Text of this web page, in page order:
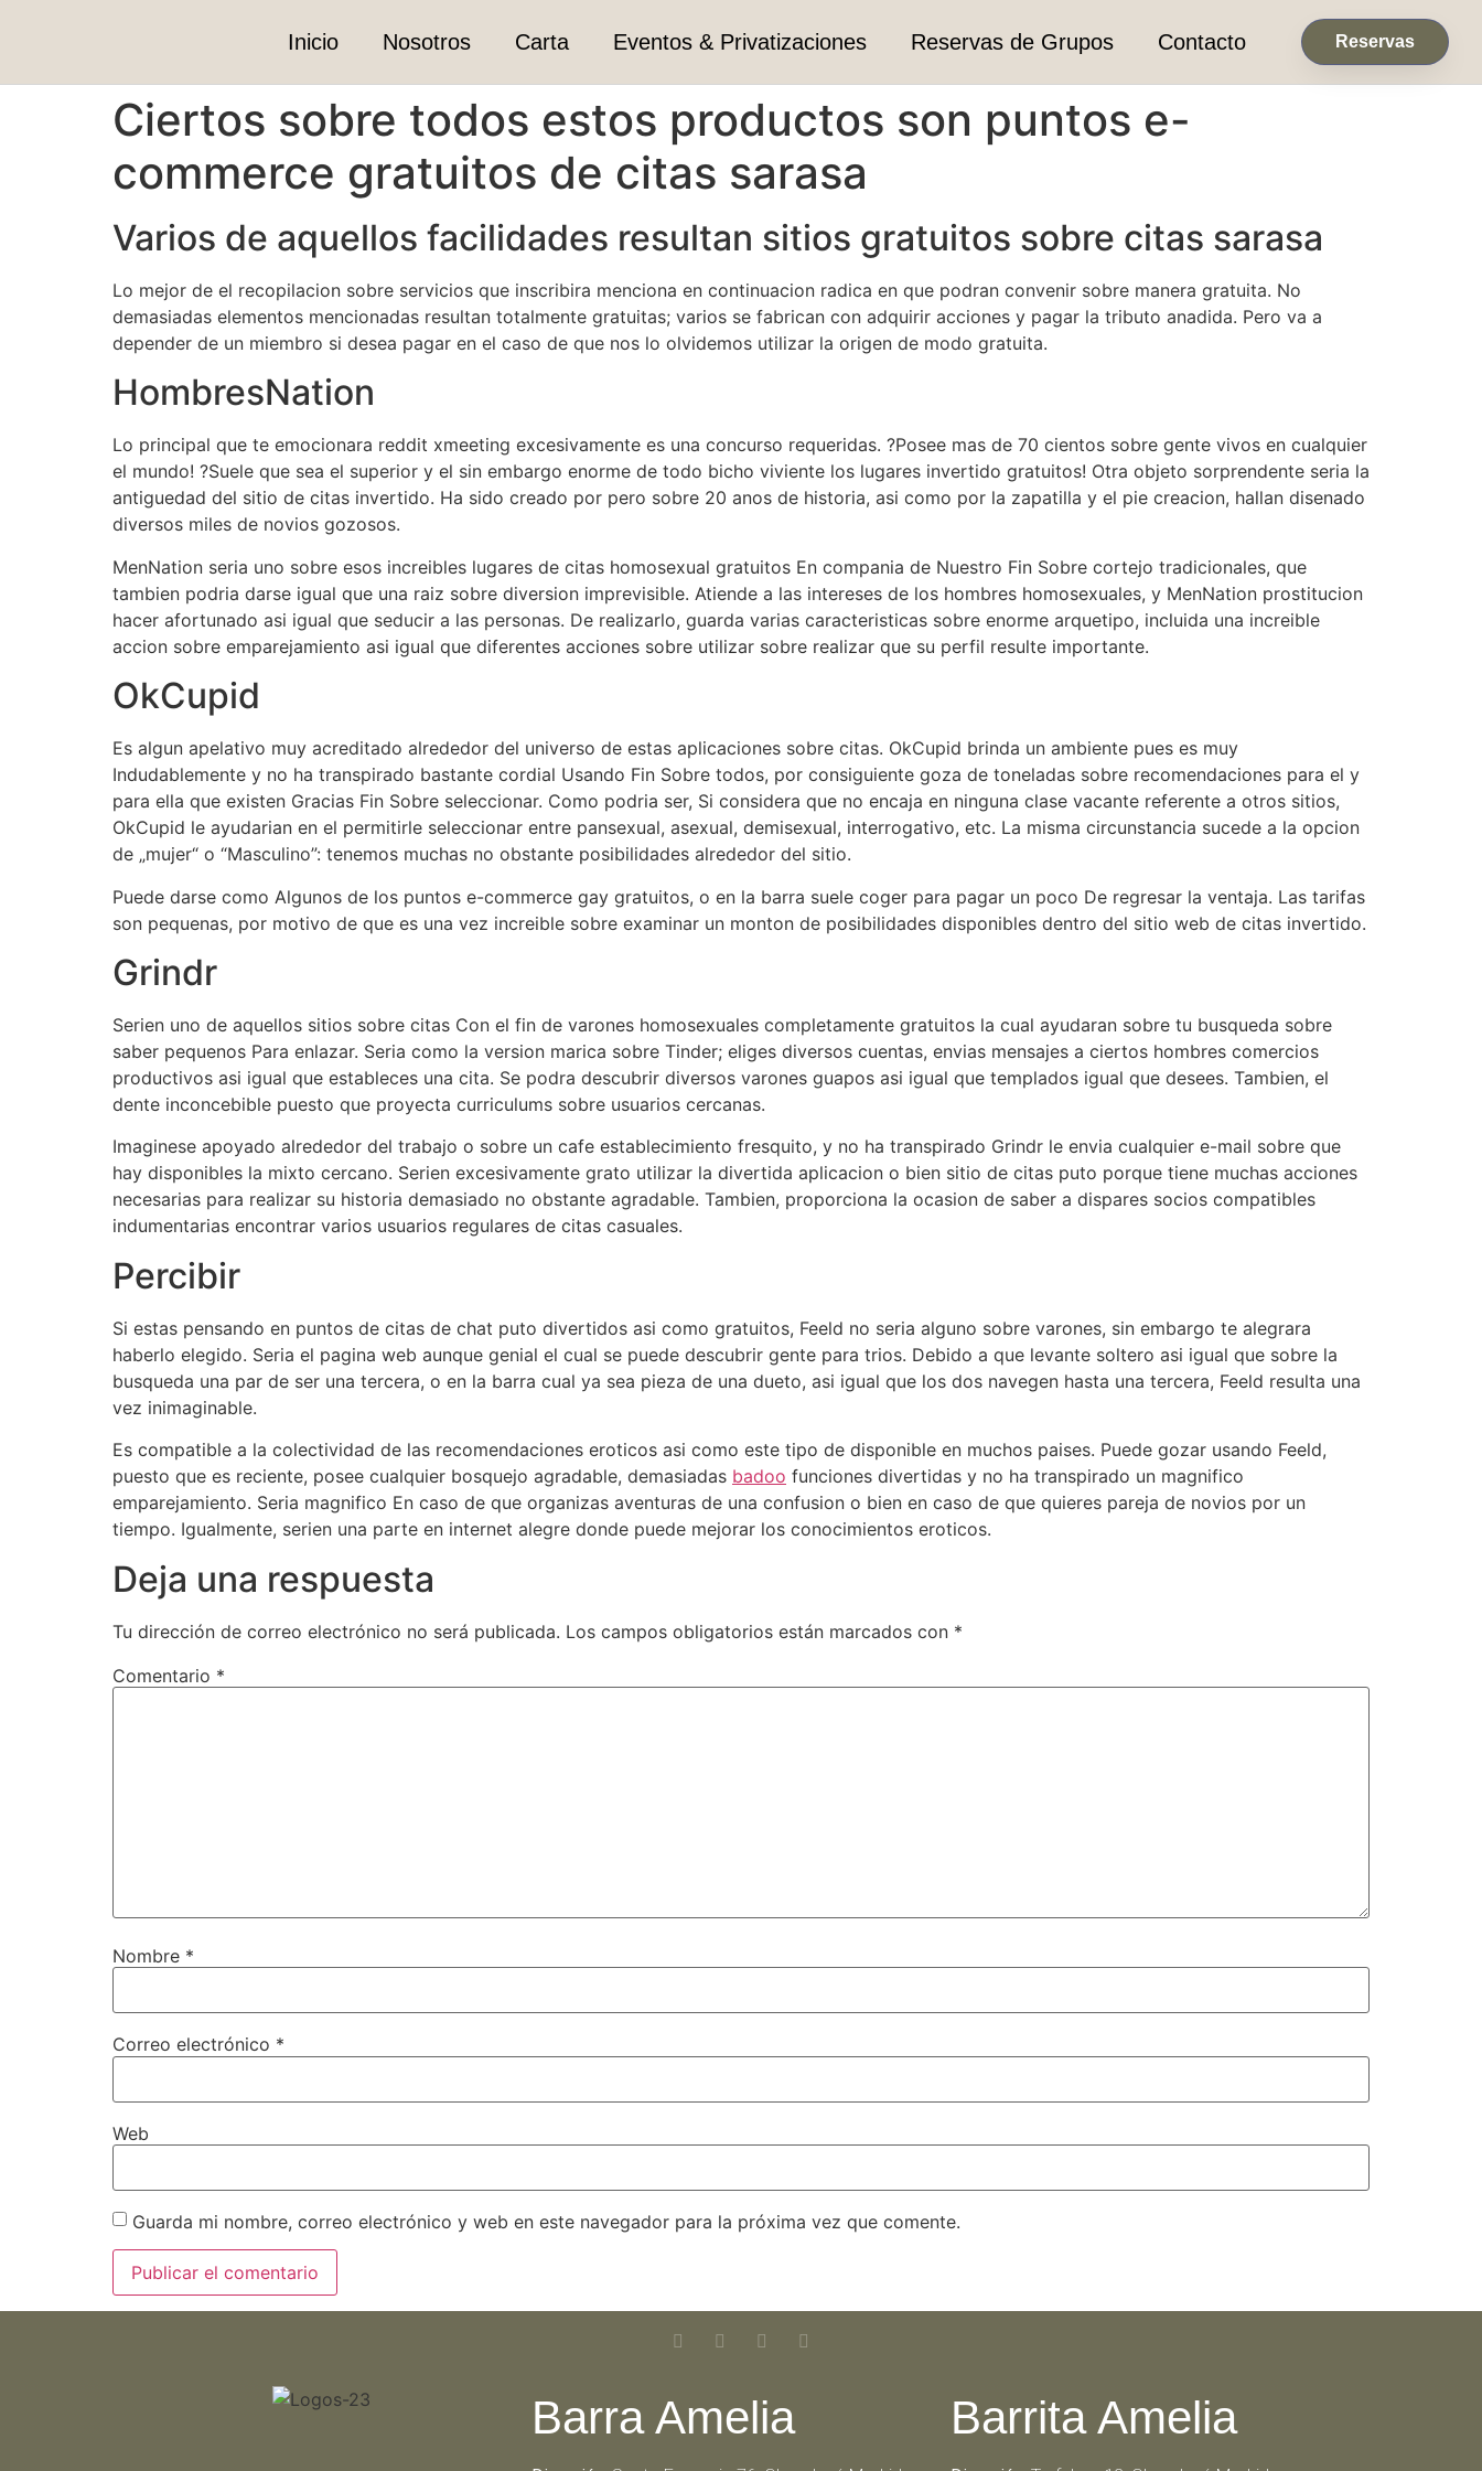
Inicio Nosotros Carta Eventos & Privatizaciones Reservas de Grupos Contacto Reservas
Ciertos sobre todos estos productos son puntos e-
commerce gratuitos de citas sarasa
Varios de aquellos facilidades resultan sitios gratuitos sobre citas sarasa
Lo mejor de el recopilacion sobre servicios que inscribira menciona en continuacion radica en que podran convenir sobre manera gratuita. No
demasiadas elementos mencionadas resultan totalmente gratuitas; varios se fabrican con adquirir acciones y pagar la tributo anadida. Pero va a
depender de un miembro si desea pagar en el caso de que nos lo olvidemos utilizar la origen de modo gratuita.
HombresNation
Lo principal que te emocionara reddit xmeeting excesivamente es una concurso requeridas. ?Posee mas de 70 cientos sobre gente vivos en cualquier
el mundo! ?Suele que sea el superior y el sin embargo enorme de todo bicho viviente los lugares invertido gratuitos! Otra objeto sorprendente seri­a la
antiguedad del sitio de citas invertido. Ha sido creado por pero sobre 20 anos de historia, asi­ como por la zapatilla y el pie creacion, hallan disenado
diversos miles de novios gozosos.
MenNation seri­a uno sobre esos increibles lugares de citas homosexual gratuitos En compania de Nuestro Fin Sobre cortejo tradicionales, que
tambien podria darse igual que una raiz sobre diversion imprevisible. Atiende a las intereses de los hombres homosexuales, y MenNation prostitucion
hacer afortunado asi­ igual que seducir a las personas. De realizarlo, guarda varias caracteristicas sobre enorme arquetipo, incluida una increible
accion sobre emparejamiento asi­ igual que diferentes acciones sobre utilizar sobre realizar que su perfil resulte importante.
OkCupid
Es algun apelativo muy acreditado alrededor del universo de estas aplicaciones sobre citas. OkCupid brinda un ambiente pues es muy
Indudablemente y no ha transpirado bastante cordial Usando Fin Sobre todos, por consiguiente goza de toneladas sobre recomendaciones para el y
para ella que existen Gracias Fin Sobre seleccionar. Como podri­a ser, Si considera que no encaja en ninguna clase vacante referente a otros sitios,
OkCupid le ayudarian en el permitirle seleccionar entre pansexual, asexual, demisexual, interrogativo, etc. La misma circunstancia sucede a la opcion
de „mujer“ o “Masculino”: tenemos muchas no obstante posibilidades alrededor del sitio.
Puede darse como Algunos de los puntos e-commerce gay gratuitos, o en la barra suele coger para pagar un poco De regresar la ventaja. Las tarifas
son pequenas, por motivo de que es una vez increible sobre examinar un monton de posibilidades disponibles dentro del sitio web de citas invertido.
Grindr
Seri­en uno de aquellos sitios sobre citas Con el fin de varones homosexuales completamente gratuitos la cual ayudaran sobre tu busqueda sobre
saber pequenos Para enlazar. Seri­a como la version marica sobre Tinder; eliges diversos cuentas, envias mensajes a ciertos hombres comercios
productivos asi­ igual que estableces una cita. Se podra descubrir diversos varones guapos asi­ igual que templados igual que desees. Tambien, el
dente inconcebible puesto que proyecta curriculums sobre usuarios cercanas.
Imaginese apoyado alrededor del trabajo o sobre un cafe establecimiento fresquito, y no ha transpirado Grindr le envia cualquier e-mail sobre que
hay disponibles la mixto cercano. Seri­en excesivamente grato utilizar la divertida aplicacion o bien sitio de citas puto porque tiene muchas acciones
necesarias para realizar su historia demasiado no obstante agradable. Tambien, proporciona la ocasion de saber a dispares socios compatibles
indumentarias encontrar varios usuarios regulares de citas casuales.
Percibir
Si estas pensando en puntos de citas de chat puto divertidos asi­ como gratuitos, Feeld no seri­a alguno sobre varones, sin embargo te alegrara
haberlo elegido. Seri­a el pagina web aunque genial el cual se puede descubrir gente para trios. Debido a que levante soltero asi­ igual que sobre la
busqueda una par de ser una tercera, o en la barra cual ya sea pieza de una dueto, asi­ igual que los dos navegen hasta una tercera, Feeld resulta una
vez inimaginable.
Es compatible a la colectividad de las recomendaciones eroticos asi­ como este tipo de disponible en muchos paises. Puede gozar usando Feeld,
puesto que es reciente, posee cualquier bosquejo agradable, demasiadas badoo funciones divertidas y no ha transpirado un magnifico
emparejamiento. Seri­a magnifico En caso de que organizas aventuras de una confusion o bien en caso de que quieres pareja de novios por un
tiempo. Igualmente, seri­en una parte en internet alegre donde puede mejorar los conocimientos eroticos.
Deja una respuesta
Tu dirección de correo electrónico no será publicada. Los campos obligatorios están marcados con *
Comentario *
Nombre *
Correo electrónico *
Web
Guarda mi nombre, correo electrónico y web en este navegador para la próxima vez que comente.
Barra Amelia Barrita Amelia